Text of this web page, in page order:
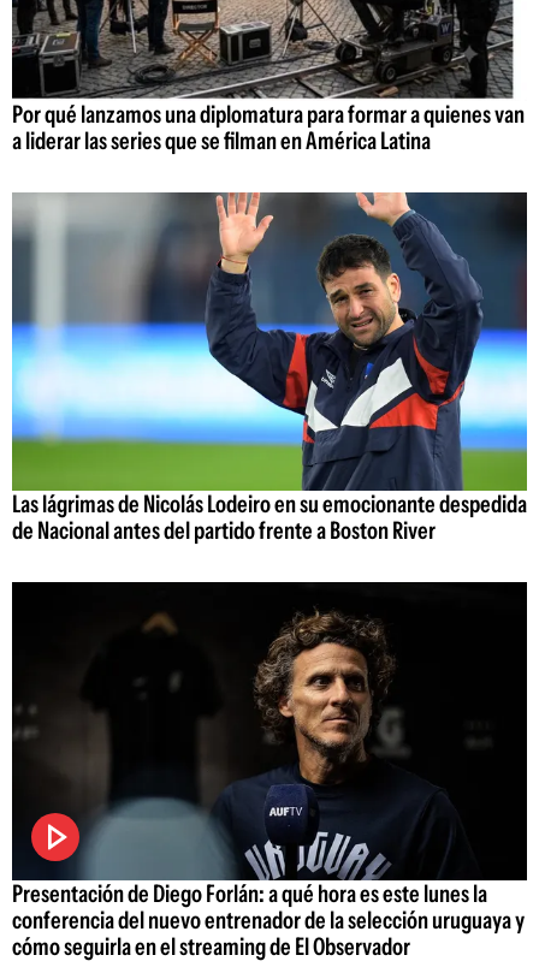
Por qué lanzamos una diplomatura para formar a quienes van
a liderar las series que se filman en América Latina
Las lágrimas de Nicolás Lodeiro en su emocionante despedida
de Nacional antes del partido frente a Boston River
Presentación de Diego Forlán: a qué hora es este lunes la
conferencia del nuevo entrenador de la selección uruguaya y
cómo seguirla en el streaming de El Observador